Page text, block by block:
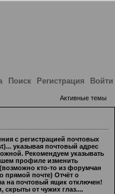
Поиск Регистрация Войти
Активные темы
с регистрацией почтовых
указывая почтовый адрес
Рекомендуем указывать
профиле изменить
кто-то из форумчан
прямой почте) Отчёт о
на почтовый ящик отключен!
от чужих глаз....